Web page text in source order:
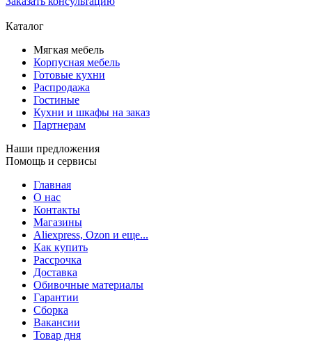
Каталог
Мягкая мебель
Корпусная мебель
Готовые кухни
Распродажа
Гостиные
Кухни и шкафы на заказ
Партнерам
Наши предложения
Помощь и сервисы
Главная
О нас
Контакты
Магазины
Aliexpress, Ozon и еще...
Как купить
Рассрочка
Доставка
Обивочные материалы
Гарантии
Сборка
Вакансии
Товар дня